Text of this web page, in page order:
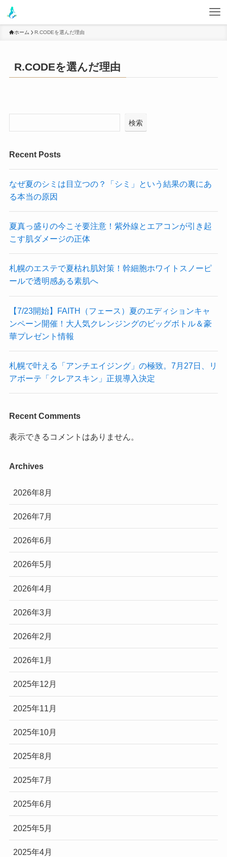
ホーム R.CODEを選んだ理由
R.CODEを選んだ理由
検索
Recent Posts
なぜ夏のシミは目立つの？「シミ」という結果の裏にあ
る本当の原因
夏真っ盛りの今こそ要注意！紫外線とエアコンが引き起
こす肌ダメージの正体
札幌のエステで夏枯れ肌対策！幹細胞ホワイトスノーピ
ールで透明感ある素肌へ
【7/23開始】FAITH（フェース）夏のエディションキャ
ンペーン開催！大人気クレンジングのビッグボトル＆豪
華プレゼント情報
札幌で叶える「アンチエイジング」の極致。7月27日、リ
アボーテ「クレアスキン」正規導入決定
Recent Comments
表示できるコメントはありません。
Archives
2026年8月
2026年7月
2026年6月
2026年5月
2026年4月
2026年3月
2026年2月
2026年1月
2025年12月
2025年11月
2025年10月
2025年8月
2025年7月
2025年6月
2025年5月
2025年4月